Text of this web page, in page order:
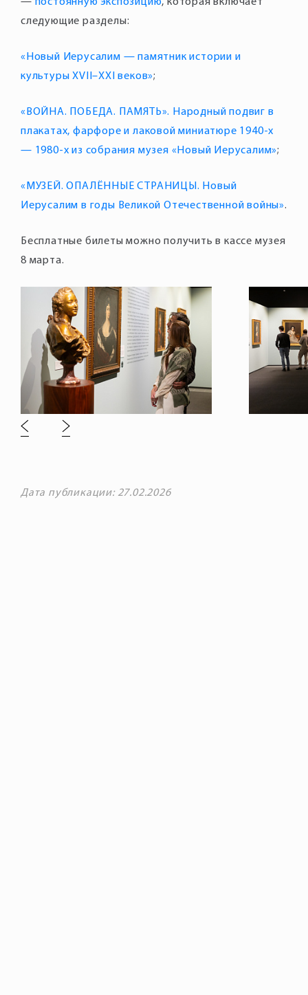
«Новый Иерусалим — памятник истории и
культуры XVII–XXI веков»
«ВОЙНА. ПОБЕДА. ПАМЯТЬ». Народный подвиг в
плакатах, фарфоре и лаковой миниатюре 1940-х
— 1980-х из собрания музея «Новый Иерусалим»
«МУЗЕЙ. ОПАЛЁННЫЕ СТРАНИЦЫ. Новый
Иерусалим в годы Великой Отечественной войны»
Бесплатные билеты можно получить в кассе музея
8 марта.
Дата публикации: 27.02.2026